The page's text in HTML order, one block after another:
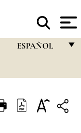
ESPAÑOL
ITALIANO